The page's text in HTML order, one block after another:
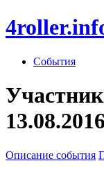
События
13.08.2016
Описание события